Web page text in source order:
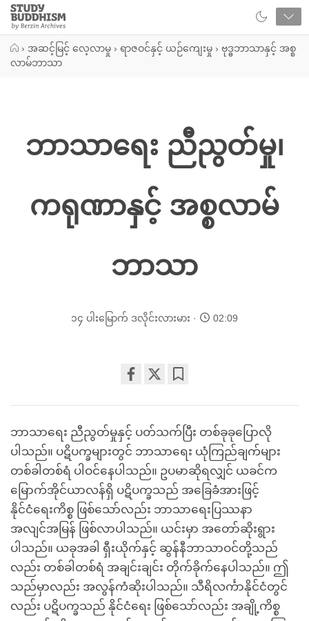
Close
Study
Buddhism
› အဆင့်မြင့် လေ့လာမှု › ရာဇဝင်နှင့် ယဉ်ကျေးမှု › ဗုဒ္ဓဘာသာနှင့် အစ္စ
လာမ်ဘာသာ
ဘာသာရေး ညီညွတ်မှု၊
ကရုဏာနှင့် အစ္စလာမ်
ဘာသာ
၁၄ ပါးမြောက် ဒလိုင်းလားမား 02:09
on
facebook
ဘာသာရေး ညီညွတ်မှုနှင့် ပတ်သက်ပြီး တစ်ခုခုပြောလို
ပါသည်။ ပဋိပက္ခများတွင် ဘာသာရေး ယုံကြည်ချက်များ
တစ်ခါတစ်ရံ ပါဝင်နေပါသည်။ ဥပမာဆိုရလျှင် ယခင်က
မြောက်အိုင်ယာလန်ရှိ ပဋိပက္ခသည် အခြေခံအားဖြင့်
နိုင်ငံရေးကိစ္စ ဖြစ်သော်လည်း ဘာသာရေးပြဿနာ
အလျင်အမြန် ဖြစ်လာပါသည်။ ယင်းမှာ အတော်ဆိုးရွား
ပါသည်။ ယခုအခါ ရှီးယိုက်နှင့် ဆွန်နီဘာသာဝင်တို့သည်
လည်း တစ်ခါတစ်ရံ အချင်းချင်း တိုက်ခိုက်နေပါသည်။ ဤ
သည်မှာလည်း အလွန်ကံဆိုးပါသည်။ သီရိလင်္ကာနိုင်ငံတွင်
လည်း ပဋိပက္ခသည် နိုင်ငံရေး ဖြစ်သော်လည်း အချို့ကိစ္စ